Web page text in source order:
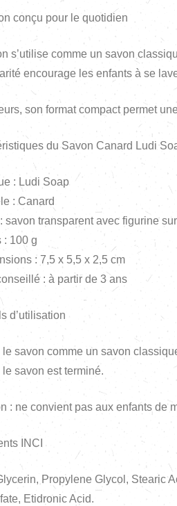
conçu pour le quotidien
s’utilise comme un savon
encourage les enfants à se
son format compact permet
du Savon Canard Ludi
: Ludi Soap
: Canard
savon transparent avec figurine
: 100 g
: 7,5 x 5,5 x 2,5 cm
: à partir de 3 ans
d’utilisation
savon comme un savon
le savon est terminé.
: ne convient pas aux enfants de
INCI
Propylene Glycol, Stearic
Etidronic Acid.